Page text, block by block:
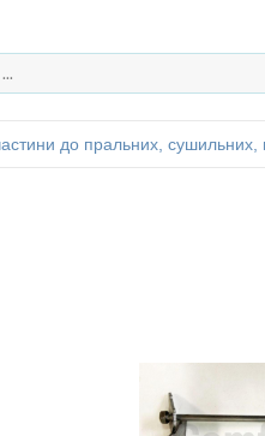
до пральних,